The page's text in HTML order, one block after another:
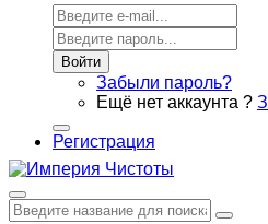
Войти
Забыли пароль?
Ещё нет аккаунта ?
Регистрация